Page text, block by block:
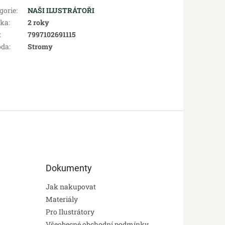
:
NAŠI ILUSTRÁTOŘI
:
2 roky
:
7997102691115
: Stromy
Dokumenty
Jak nakupovat
Materiály
Pro Ilustrátory